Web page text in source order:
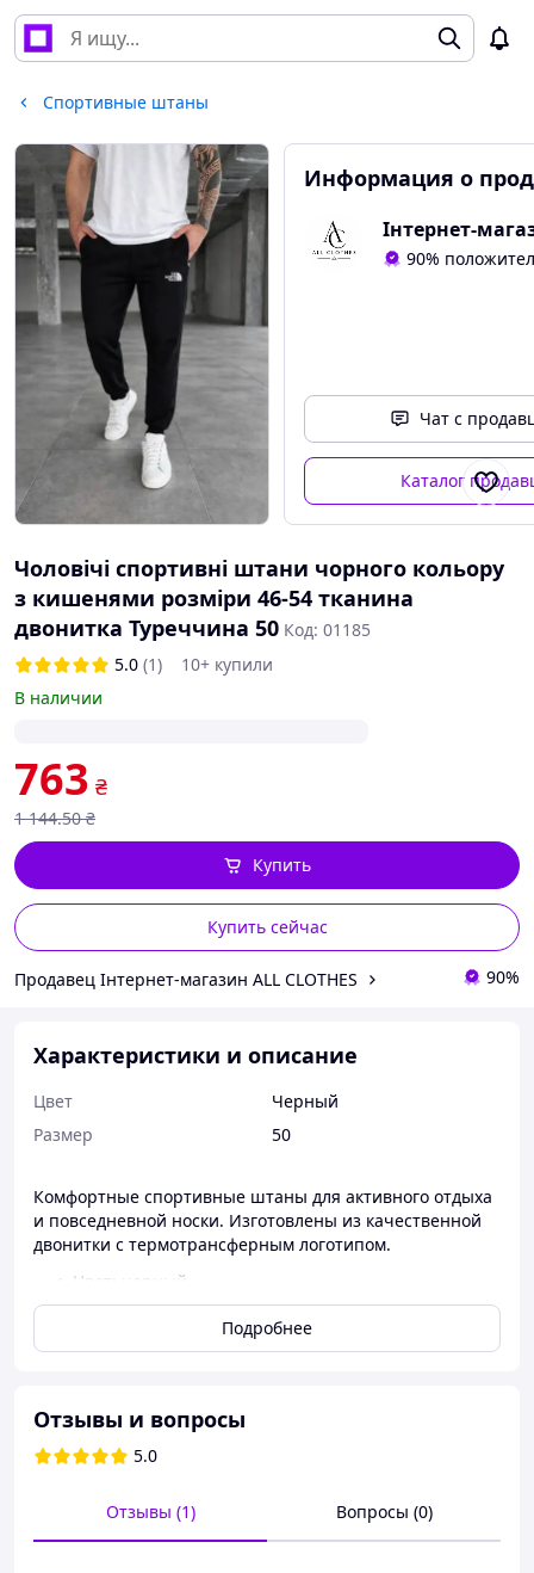
Спортивные штаны
Информация о
90%
Чат с
Каталог
Чоловічі спортивні штани чорного кольору
з кишенями розміри 46-54 тканина
двонитка Туреччина 50 Код: 01185
5.0 (1)
10+ купили
В наличии
763 ₴
1 144.50 ₴
Купить сейчас
Купить
Продавец Інтернет-магазин ALL CLOTHES 90%
Характеристики и описание
Цвет
Черный
Размер
50
Комфортные спортивные штаны для активного отдыха
и повседневной носки. Изготовлены из качественной
двонитки с термотрансферным логотипом.
Цвет: черный
Материал: двонитка (Турция)
Карманы на молнии
Манжет на низу штанин
Подробнее
Отзывы и вопросы
5.0
Отзывы (1) Вопросы (0)